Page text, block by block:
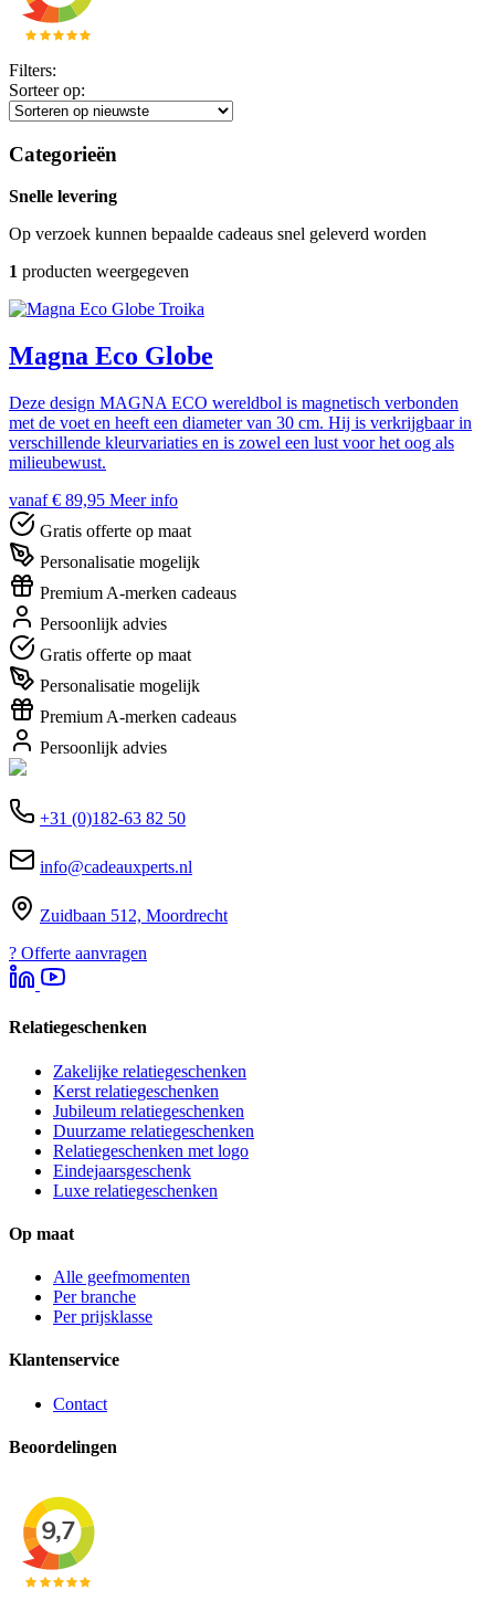
Filters:
Sorteer op:
Categorieën
Snelle levering
Op verzoek kunnen bepaalde cadeaus snel geleverd worden
1 producten weergegeven
Troika
Magna Eco Globe
Deze design MAGNA ECO wereldbol is magnetisch verbonden
met de voet en heeft een diameter van 30 cm. Hij is verkrijgbaar in
verschillende kleurvariaties en is zowel een lust voor het oog als
milieubewust.
vanaf € 89,95 Meer info
Gratis offerte op maat
Personalisatie mogelijk
Premium A-merken cadeaus
Persoonlijk advies
Gratis offerte op maat
Personalisatie mogelijk
Premium A-merken cadeaus
Persoonlijk advies
+31 (0)182-63 82 50
info@cadeauxperts.nl
Zuidbaan 512, Moordrecht
? Offerte aanvragen
Relatiegeschenken
Zakelijke relatiegeschenken
Kerst relatiegeschenken
Jubileum relatiegeschenken
Duurzame relatiegeschenken
Relatiegeschenken met logo
Eindejaarsgeschenk
Luxe relatiegeschenken
Op maat
Alle geefmomenten
Per branche
Per prijsklasse
Klantenservice
Contact
Beoordelingen